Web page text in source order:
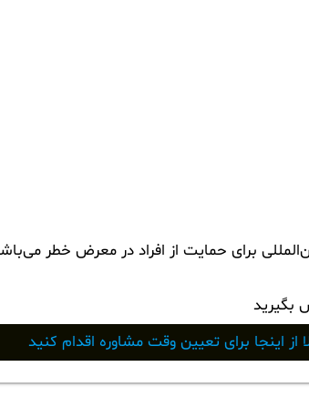
برای حمایت از افراد در معرض خطر
بگیرید
از اینجا برای تعیین وقت مشاوره اقدام کنید